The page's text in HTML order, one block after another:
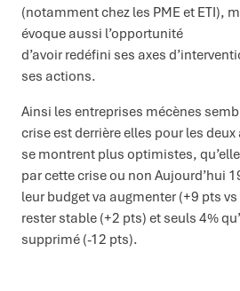
(notamment chez les PME et ETI),
évoque aussi l’opportunité
d’avoir redéfini ses axes
ses actions.
Ainsi les entreprises mécènes
crise est derrière elles pour les
se montrent plus optimistes,
par cette crise ou non Aujourd’hui
leur budget va augmenter (+9 pts
rester stable (+2 pts) et seuls 4%
supprimé (-12 pts).